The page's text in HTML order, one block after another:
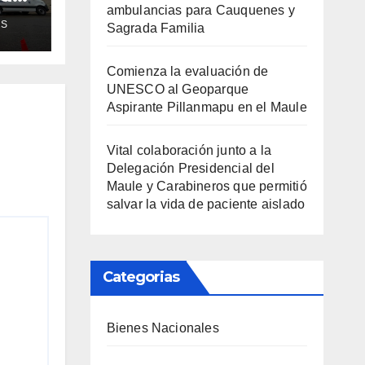
ambulancias para Cauquenes y
Sagrada Familia
Comienza la evaluación de
UNESCO al Geoparque
Aspirante Pillanmapu en el Maule
Vital colaboración junto a la
Delegación Presidencial del
Maule y Carabineros que permitió
salvar la vida de paciente aislado
Categorias
Bienes Nacionales